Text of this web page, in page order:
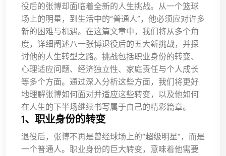
役后的张博却面临着全新的人生挑战。从一个篮球
场上的明星，到生活中的“普通人”，他必须应对许多
新的困难与机遇。在这篇文章中，我们将从多个角
度，详细阐述八一张博退役后的五大新挑战，并探
讨他的人生转型之路。挑战包括职业身份的转变、
心理适应问题、经济独立性、家庭责任与个人成长
等多个方面。通过深入分析这些方面，我们将更好
地理解张博如何面对并适应这些转变，以及他如何
在人生的下半场继续书写属于自己的精彩篇章。
1、职业身份的转变
退役后，张博不再是曾经球场上的“超级明星”，而是
一个普通人。职业身份的巨大转变，意味着他需要